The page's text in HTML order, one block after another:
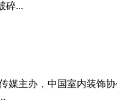
碎...
媒主办，中国室内装饰